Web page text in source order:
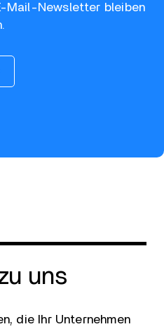
Mail-Newsletter bleiben
uns
die Ihr Unternehmen